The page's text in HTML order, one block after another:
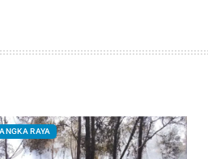
RAYA